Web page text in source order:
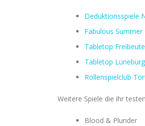
Deduktionsspiele
Fabulous Summer
Tabletop
Tabletop Lüneburg
Rollenspielclub
Weitere Spiele die ihr
Blood & Plunder